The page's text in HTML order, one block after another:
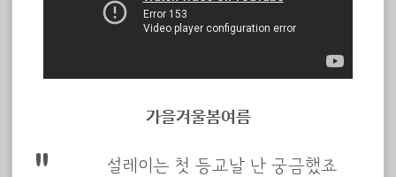
가을겨울봄여름
설레이는 첫 등교날 난 궁금했죠